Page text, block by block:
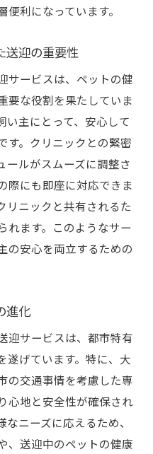
たれる安全性
フの役割
の提供
コミュニケーション
での利便性
サービス品質
フの対応
の理由とその進化
気の理由
サービス展開
ス改善
ら現在までの歴史
ビス革新の方向性
迎サービスの魅力
利になっています。
送迎の重要性
サービスは、ペットの健
要な役割を果たしていま
い主にとって、安心して
す。クリニックとの緊密
ールがスムーズに調整さ
際にも即座に対応できま
リニックと共有されるた
れます。このようなサー
の安心を両立するための
進化
迎サービスは、都市特有
遂げています。特に、大
の交通事情を考慮した専
心地と安全性が確保され
ニーズに応えるため、
、送迎中のペットの健康